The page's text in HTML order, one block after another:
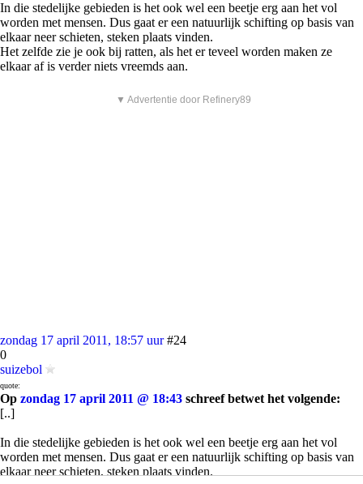
In die stedelijke gebieden is het ook wel een beetje erg aan het vol
worden met mensen. Dus gaat er een natuurlijk schifting op basis van
elkaar neer schieten, steken plaats vinden.
Het zelfde zie je ook bij ratten, als het er teveel worden maken ze
elkaar af is verder niets vreemds aan.
▼ Advertentie door Refinery89
zondag 17 april 2011, 18:57 uur #24
0
suizebol
quote:
Op zondag 17 april 2011 @ 18:43 schreef betwet het volgende:
[..]
In die stedelijke gebieden is het ook wel een beetje erg aan het vol
worden met mensen. Dus gaat er een natuurlijk schifting op basis van
elkaar neer schieten, steken plaats vinden.